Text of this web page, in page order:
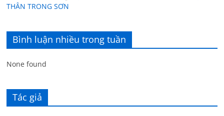
THÂN TRONG SƠN
Bình luận nhiều trong tuần
None found
Tác giả